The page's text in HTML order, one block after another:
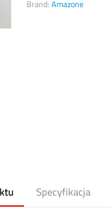
Brand:Amazone
Specyfikacja